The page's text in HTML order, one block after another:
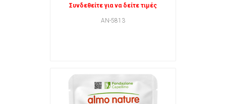
Συνδεθείτε για να δείτε τιμές
ΑΝ-5813